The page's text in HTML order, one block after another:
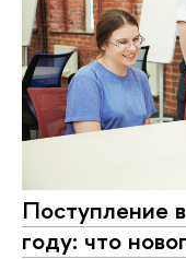
году: что